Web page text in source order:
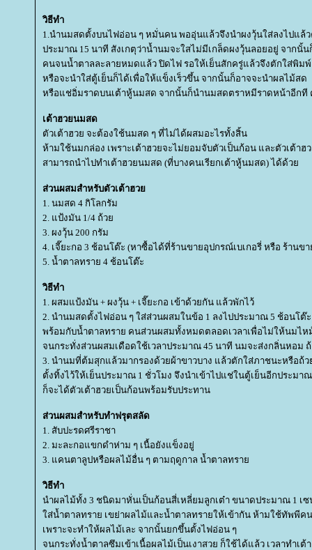
วิธีทำ
1.นำนมสดตั้งบนไฟอ่อน ๆ หมั่นคน พออุ่นแล้วจึงนำผงวุ้นใส่ลงไปแล้
ประมาณ 15 นาที สังเกตุว่าน้ำนมจะใสไม่มีเกล็ดผงวุ้นลอยอยู่ จากนั้น
คนจนน้ำตาลละลายหมดแล้ว ปิดไฟ รอให้เย็นสักครู่แล้วจึงตักใส่พิม
หรือจะนำใส่ตู้เย็นก็ได้เพื่อให้แข็งเร็วขึ้น จากนั้นก็อาจจะนำผลไม้สด
หรือแช่อิ่มราดบนเต้าหู้นมสด จากนั้นก็นำนมสดตราหมีราดหน้าอีกที
เต้าฮวยนมสด
ตัวเต้าฮวย จะต้องใช้นมสด ๆ ที่ไม่ได้ผสมอะไรทั้งสิ้น
ห้ามใช้นมกล่อง เพราะเต้าฮวยจะไม่ยอมจับตัวเป็นก้อน และตัวเต้าฮ
สามารถนำไปทำเต้าฮวยนมสด (ที่บางคนเรียกเต้าหู้นมสด) ได้ด้ว
ส่วนผสมสำหรับตัวเต้าฮว
1. นมสด 4 กิโลกรัม
2. แป้งมัน 1/4 ถ้ว
3. ผงวุ้น 200 กรัม
4. เจี๊ยะกอ 3 ช้อนโต๊ะ (หาซื้อได้ที่ร้านขายอุปกรณ์เบเกอรี่ หรือ ร้านข
5. น้ำตาลทราย 4 ช้อนโต๊ะ
วิธีทำ
1. ผสมแป้งมัน + ผงวุ้น + เจี๊ยะกอ เข้าด้วยกัน แล้วพักไว้
2. นำนมสดตั้งไฟอ่อน ๆ ใส่ส่วนผสมในข้อ 1 ลงไปประมาณ 5 ช้อนโต๊ะ
พร้อมกับน้ำตาลทราย คนส่วนผสมทั้งหมดตลอดเวลาเพื่อไม่ให้นมไห
จนกระทั่งส่วนผสมเดือดใช้เวลาประมาณ 45 นาที นมจะส่งกลิ่นหอม
3. นำนมที่ต้มสุกแล้วมากรองด้วยผ้าขาวบาง แล้วตักใส่ภาชนะหรือถ้
ตั้งทิ้งไว้ให้เย็นประมาณ 1 ชั่วโมง จึงนำเข้าไปแช่ในตู้เย็นอีกประมา
ก็จะได้ตัวเต้าฮวยเป็นก้อนพร้อมรับประทาน
ส่วนผสมสำหรับทำฟรุตสลัด
1. สับปะรดศรีราชา
2. มะละกอแขกดำห่าม ๆ เนื้อยังแข็งอยู่
3. แคนตาลูปหรือผลไม้อื่น ๆ ตามฤดูกาล น้ำตาลทรา
วิธีทำ
นำผลไม้ทั้ง 3 ชนิดมาหั่นเป็นก้อนสี่เหลี่ยมลูกเต๋า ขนาดประมาณ 1 เซ
ส่น้ำตาลทราย เขย่าผลไม้และน้ำตาลทรายให้เข้ากัน ห้ามใช้ทัพพีค
เพราะจะทำให้ผลไม้เละ จากนั้นยกขึ้นตั้งไฟอ่อน ๆ
จนกระทั่งน้ำตาลซึมเข้าเนื้อผลไม้เป็นเงาสวย ก็ใช้ได้แล้ว เวลาทำเต้